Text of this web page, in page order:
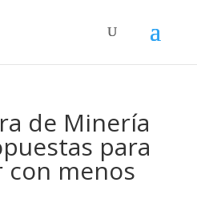
de Minería
para
con menos